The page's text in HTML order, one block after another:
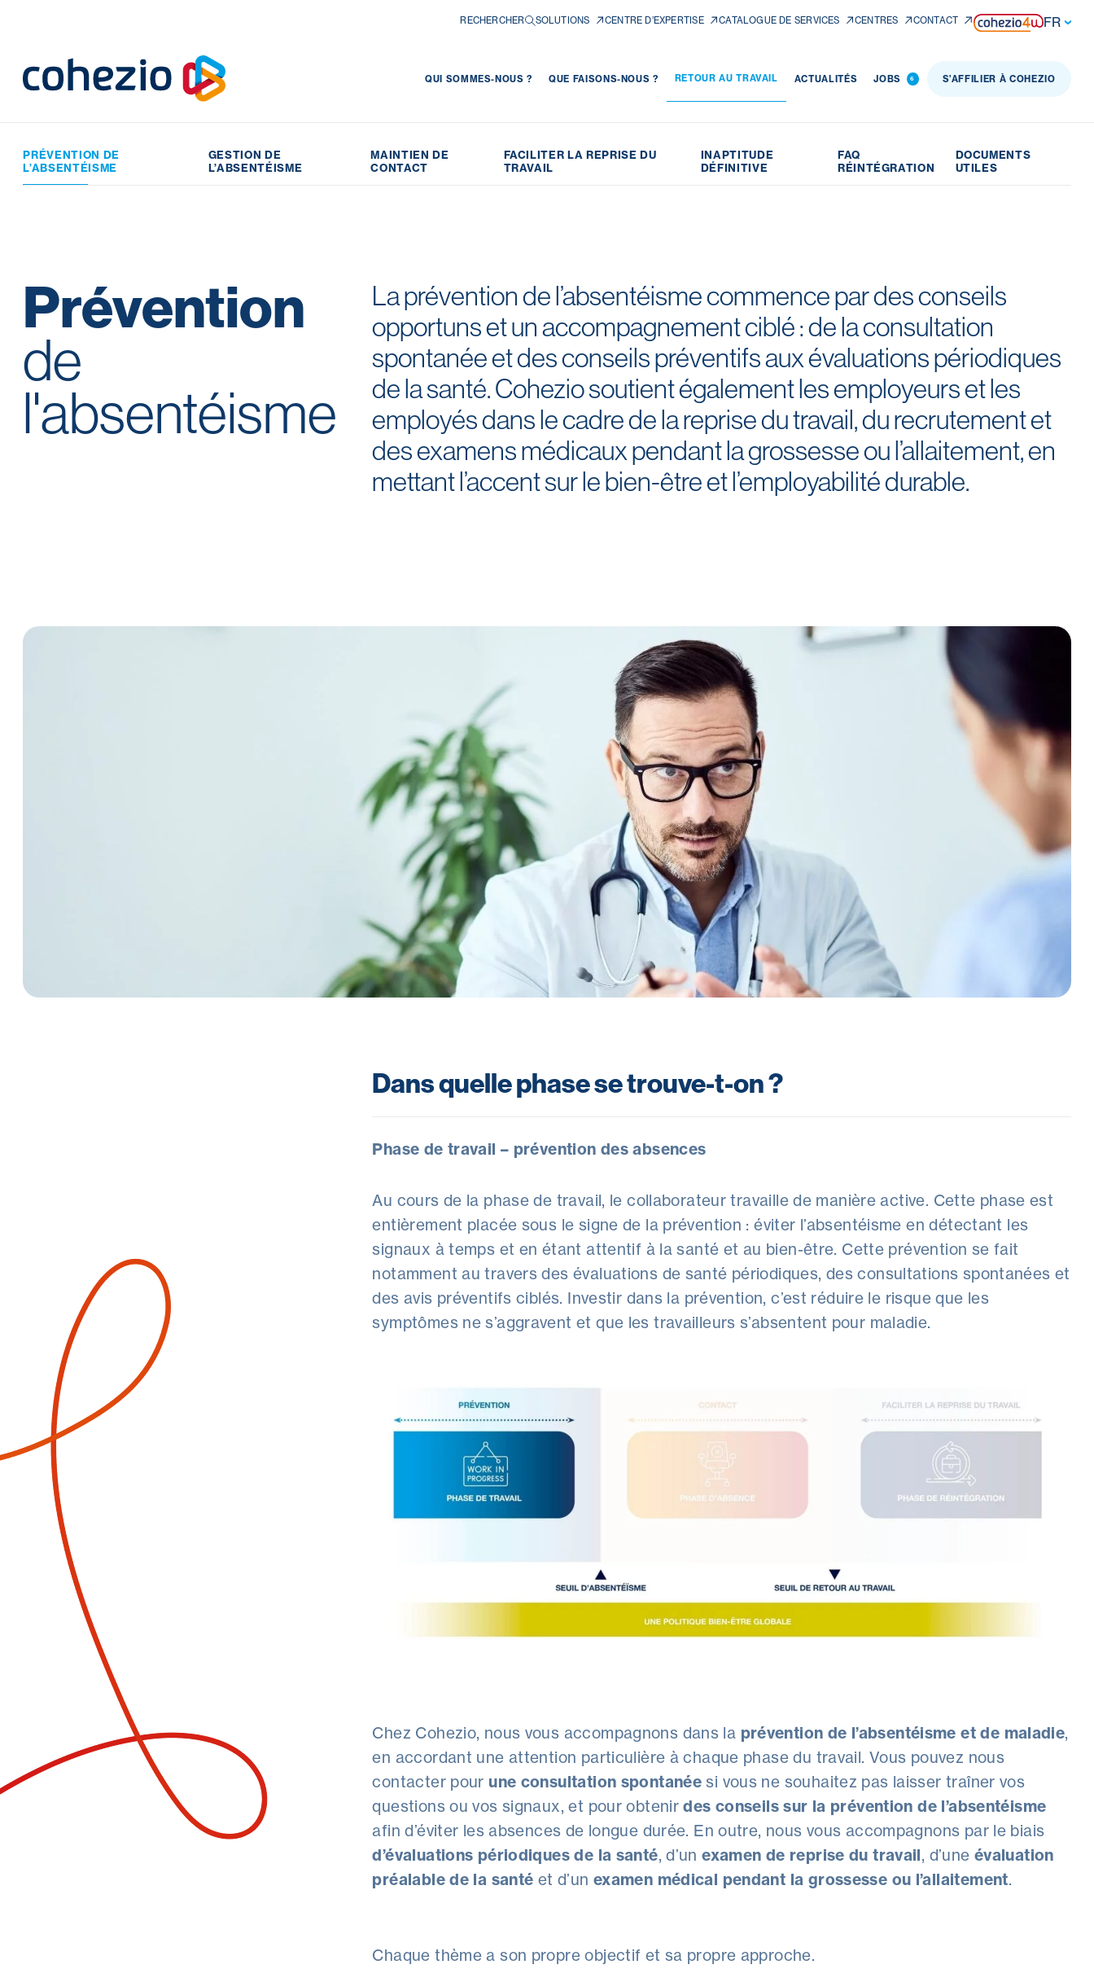
RECHERCHER SOLUTIONS CENTRE D’EXPERTISE CATALOGUE DE SERVICES CENTRES CONTACT FR
QUI SOMMES-NOUS ? QUE FAISONS-NOUS ? RETOUR AU TRAVAIL ACTUALITÉS JOBS 6 S’AFFILIER À COHEZIO
PRÉVENTION DE
L’ABSENTÉISME
GESTION DE
L’ABSENTÉISME
MAINTIEN DE
CONTACT
FACILITER LA REPRISE DU
TRAVAIL
INAPTITUDE
DÉFINITIVE
FAQ
RÉINTÉGRATION
DOCUMENTS
UTILES
Prévention
de
l'absentéisme
La prévention de l’absentéisme commence par des conseils
opportuns et un accompagnement ciblé : de la consultation
spontanée et des conseils préventifs aux évaluations périodiques
de la santé. Cohezio soutient également les employeurs et les
employés dans le cadre de la reprise du travail, du recrutement et
des examens médicaux pendant la grossesse ou l’allaitement, en
mettant l’accent sur le bien-être et l’employabilité durable.
Dans quelle phase se trouve-t-on ?
Phase de travail – prévention des absences
Au cours de la phase de travail, le collaborateur travaille de manière active. Cette phase est
entièrement placée sous le signe de la prévention : éviter l’absentéisme en détectant les
signaux à temps et en étant attentif à la santé et au bien-être. Cette prévention se fait
notamment au travers des évaluations de santé périodiques, des consultations spontanées et
des avis préventifs ciblés. Investir dans la prévention, c’est réduire le risque que les
symptômes ne s’aggravent et que les travailleurs s’absentent pour maladie.
Chez Cohezio, nous vous accompagnons dans la prévention de l’absentéisme et de maladie,
en accordant une attention particulière à chaque phase du travail. Vous pouvez nous
contacter pour une consultation spontanée si vous ne souhaitez pas laisser traîner vos
questions ou vos signaux, et pour obtenirdes conseils sur la prévention de l’absentéisme
afin d’éviter les absences de longue durée. En outre, nous vous accompagnons par le biais
d’évaluations périodiques de la santé, d’unexamen de reprise du travail, d’une évaluation
préalable de la santé et d’un examen médical pendant la grossesse ou l’allaitement.
Chaque thème a son propre objectif et sa propre approche.